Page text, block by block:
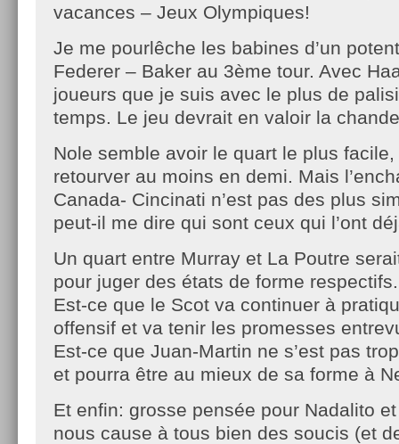
vacances – Jeux Olympiques!
Je me pourlêche les babines d’un
Federer – Baker au 3ème tour. Avec
joueurs que je suis avec le plus de
temps. Le jeu devrait en valoir la
Nole semble avoir le quart le plus
retourver au moins en demi. Mais
Canada- Cincinati n’est pas des plus
peut-il me dire qui sont ceux qui l’ont
Un quart entre Murray et La Poutre
pour juger des états de forme respectifs.
Est-ce que le Scot va continuer à
offensif et va tenir les promesses
Est-ce que Juan-Martin ne s’est pas
et pourra être au mieux de sa forme à
Et enfin: grosse pensée pour Nadalito
nous cause à tous bien des soucis (et